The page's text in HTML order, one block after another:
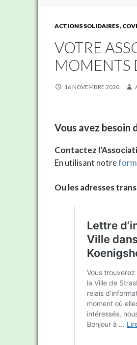
ACTIONS SOLIDAIRES
VOTRE
MOMENTS
16 NOVEMBRE 2020
Vous avez besoin
Contactez
En utilisant notre
Ou les adresses